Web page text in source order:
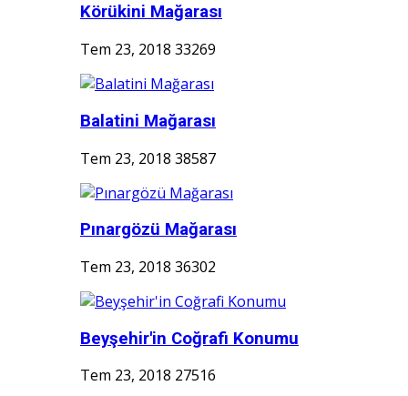
Körükini Mağarası
Tem 23, 2018 33269
Balatini Mağarası
Tem 23, 2018 38587
Pınargözü Mağarası
Tem 23, 2018 36302
Beyşehir'in Coğrafi Konumu
Tem 23, 2018 27516